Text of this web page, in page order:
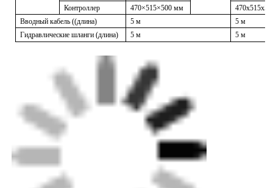
Контроллер 470×515×500 мм
Вводный кабель ((длина)
5 м
5 м
Гидравлические шланги (длина)
5 м 5 м